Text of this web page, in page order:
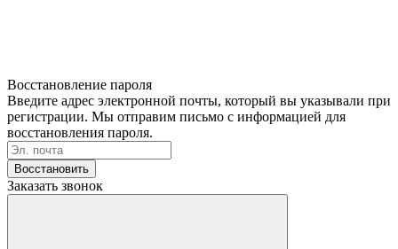
Восстановление пароля
Введите адрес электронной почты, который вы указывали при
регистрации. Мы отправим письмо с информацией для
восстановления пароля.
Восстановить
Заказать звонок